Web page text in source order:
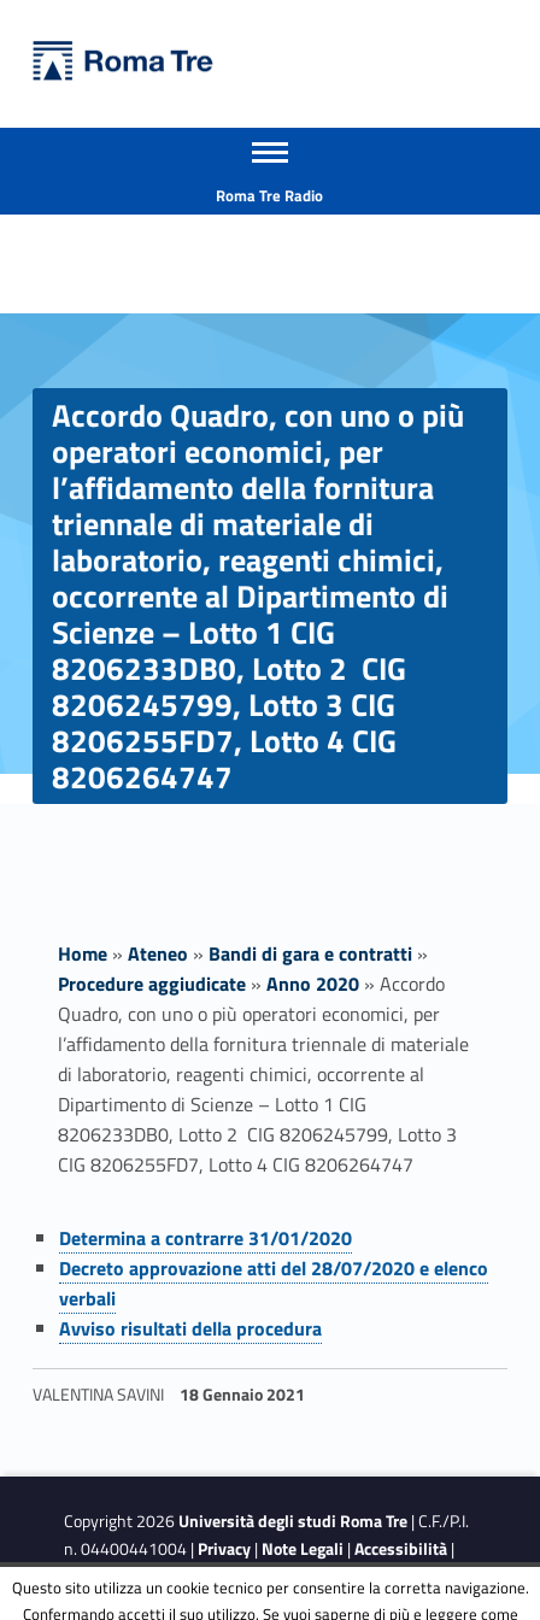
Accordo Quadro, con uno o più operatori economici, per l’affidamento della fornitura triennale di materiale di laboratorio, reagenti chimici, occorrente al Dipartimento di Scienze – Lotto 1 CIG 8206233DB0, Lotto 2 CIG 8206245799, Lotto 3 CIG 8206255FD7, Lotto 4 CIG 8206264747 - Università Roma Tre
Apri il menu secondario
Roma Tre Radio
Accordo Quadro, con uno o più
operatori economici, per
l’affidamento della fornitura
triennale di materiale di
laboratorio, reagenti chimici,
occorrente al Dipartimento di
Scienze – Lotto 1 CIG
8206233DB0, Lotto 2 CIG
8206245799, Lotto 3 CIG
8206255FD7, Lotto 4 CIG
8206264747
Home» Ateneo » Bandi di gara e contratti»
Procedure aggiudicate» Anno 2020» Accordo
Quadro, con uno o più operatori economici, per
l’affidamento della fornitura triennale di materiale
di laboratorio, reagenti chimici, occorrente al
Dipartimento di Scienze – Lotto 1 CIG
8206233DB0, Lotto 2 CIG 8206245799, Lotto 3
CIG 8206255FD7, Lotto 4 CIG 8206264747
A
c
o
d
Q
Link identifier #identifier__20560-1
Determina a contrarre 31/01/2020
Link identifier #identifier__59012-2
Decreto approvazione atti del 28/07/2020 e elenco
verbali
Link identifier #identifier__103409-3
Avviso risultati della procedura
VALENTINA SAVINI 18 Gennaio 2021
Copyright 2026Università degli studi Roma Tre| C.F./P.I.
n. 04400441004 |Privacy|Note Legali |Accessibilità|
Obiettivi di accessibilità
| Dichiarazione di accessibilità
Questo sito utilizza un cookie tecnico per consentire la corretta navigazione.
Confermando accetti il suo utilizzo. Se vuoi saperne di più e leggere come